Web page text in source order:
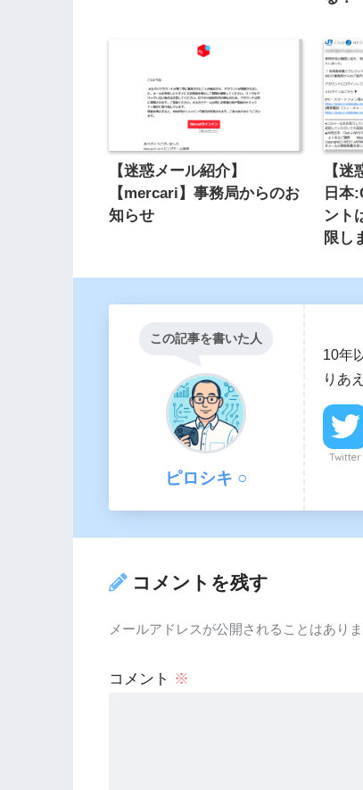
【迷惑メール紹介】
【mercari】事務局からのお
知らせ
【
日本
ント
限し
この記事を書いた人
ピロシキ ○
10年
りあ
Twitter
コメントを残す
メールアドレスが公開されることはありま
コメント ※